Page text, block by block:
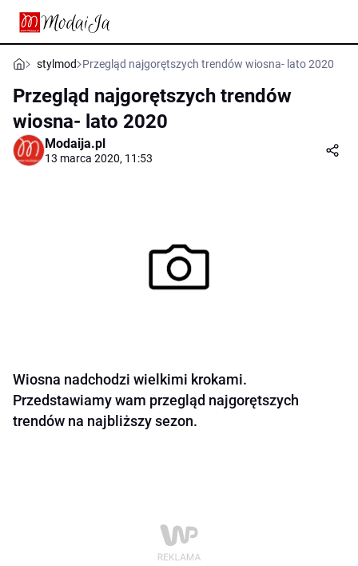
stylmod Przegląd najgorętszych trendów wiosna- lato 2020
Przegląd najgorętszych trendów
wiosna- lato 2020
Modaija.pl
13 marca 2020, 11:53
Wiosna nadchodzi wielkimi krokami.
Przedstawiamy wam przegląd najgorętszych
trendów na najbliższy sezon.